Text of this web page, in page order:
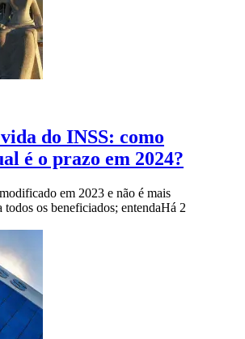
do INSS: como
é o prazo em 2024?
em 2023 e não é mais
os beneficiados; entendaHá 2